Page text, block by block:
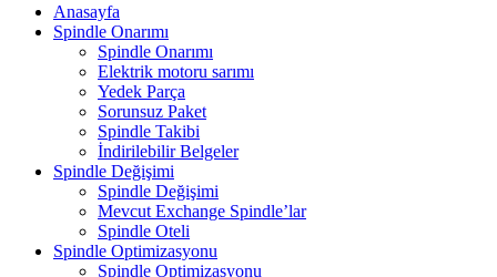
Anasayfa
Spindle Onarımı
Spindle Onarımı
Elektrik motoru sarımı
Yedek Parça
Sorunsuz Paket
Spindle Takibi
İndirilebilir Belgeler
Spindle Değişimi
Spindle Değişimi
Mevcut Exchange Spindle’lar
Spindle Oteli
Spindle Optimizasyonu
Spindle Optimizasyonu